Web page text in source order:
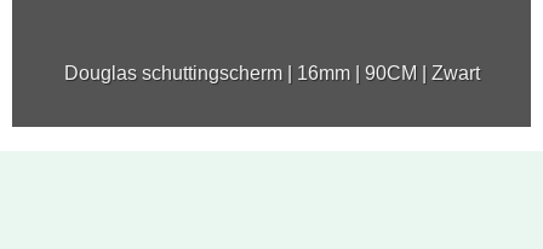
Douglas schuttingscherm | 16mm | 90CM | Zwart